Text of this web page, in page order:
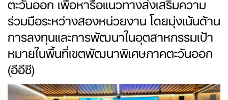
ร่วมมือระหว่างสองหน่วยงาน โดยมุ่งเน้นด้าน
การลงทุนและการพัฒนาในอุตสาหกรรมเป้า
หมายในพื้นที่เขตพัฒนาพิเศษภาคตะวันออก
(อีอีซี)